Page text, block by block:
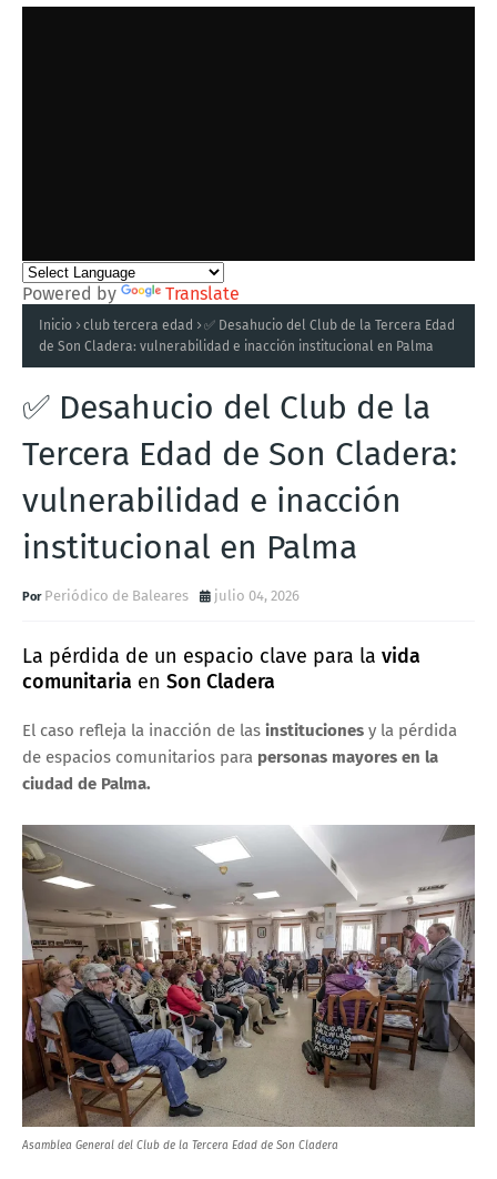
Powered by Translate
Inicio club tercera edad
✅ Desahucio del Club de la Tercera Edad
de Son Cladera: vulnerabilidad e inacción institucional en Palma
✅ Desahucio del Club de la
Tercera Edad de Son Cladera:
vulnerabilidad e inacción
institucional en Palma
Periódico de Baleares julio 04, 2026
La pérdida de un espacio clave para la vida
comunitaria en Son Cladera
El caso refleja la inacción de las instituciones y la pérdida
de espacios comunitarios para personas mayores en la
ciudad de Palma.
Asamblea General del Club de la Tercera Edad de Son Cladera